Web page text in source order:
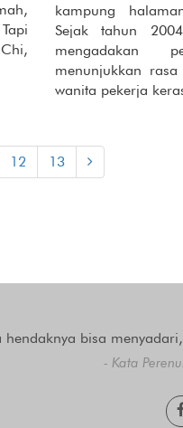
kampung
Sejak tahun
mengadakan
menunjukkan
wanita pekerja
12 13
hendaknya bisa
- Kata